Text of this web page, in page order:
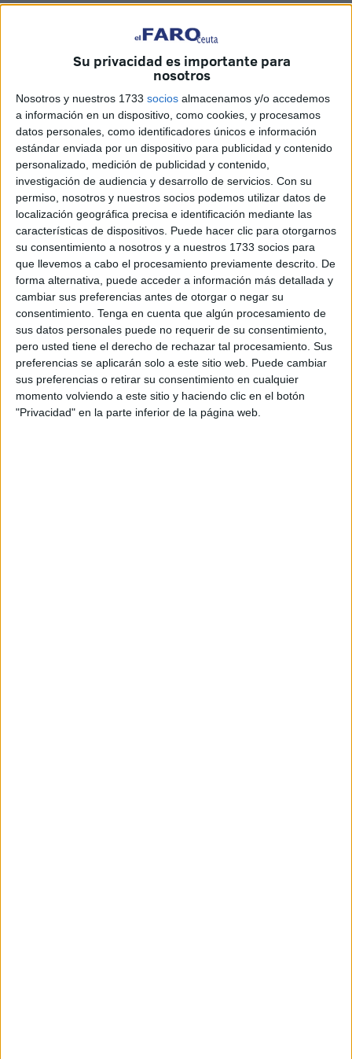
Su privacidad es importante para
nosotros
Nosotros y nuestros 1733 socios almacenamos y/o accedemos
a información en un dispositivo, como cookies, y procesamos
datos personales, como identificadores únicos e información
estándar enviada por un dispositivo para publicidad y contenido
personalizado, medición de publicidad y contenido,
investigación de audiencia y desarrollo de servicios. Con su
permiso, nosotros y nuestros socios podemos utilizar datos de
localización geográfica precisa e identificación mediante las
características de dispositivos. Puede hacer clic para otorgarnos
su consentimiento a nosotros y a nuestros 1733 socios para
que llevemos a cabo el procesamiento previamente descrito. De
forma alternativa, puede acceder a información más detallada y
cambiar sus preferencias antes de otorgar o negar su
consentimiento. Tenga en cuenta que algún procesamiento de
sus datos personales puede no requerir de su consentimiento,
pero usted tiene el derecho de rechazar tal procesamiento. Sus
preferencias se aplicarán solo a este sitio web. Puede cambiar
sus preferencias o retirar su consentimiento en cualquier
momento volviendo a este sitio y haciendo clic en el botón
"Privacidad" en la parte inferior de la página web.
En lo que se refiere a los actos de Carnaval, la consejera
Pilar Orozco y su asesor, Eduardo Ayala, han señalado
que todo comienza este sábado, 25 de enero, con la
tradicional comida de las caballas de oro.
Un año más se reúnen todos los carnavaleros que han
recibido esta distinción, en esta ocasión en los Jardines de
la Argentina, para compartir grandes momentos de esta
fiesta tan significativa.